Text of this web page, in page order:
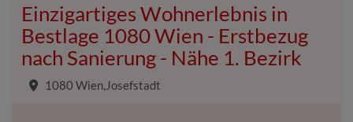
Einzigartiges Wohnerlebnis in
Bestlage 1080 Wien - Erstbezug
nach Sanierung - Nähe 1. Bezirk
1080 Wien,Josefstadt